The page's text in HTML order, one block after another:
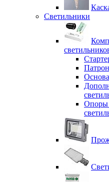
Светильники
Опоры